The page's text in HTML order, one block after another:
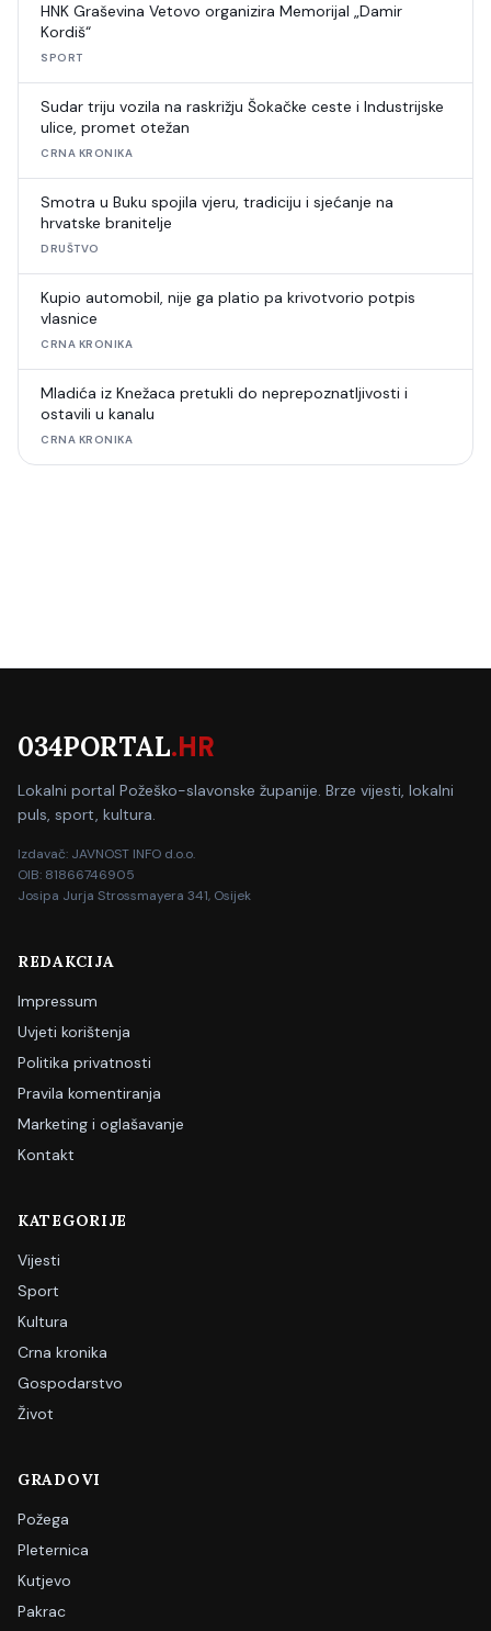
HNK Graševina Vetovo organizira Memorijal „Damir
Kordiš“
SPORT
Sudar triju vozila na raskrižju Šokačke ceste i Industrijske
ulice, promet otežan
CRNA KRONIKA
Smotra u Buku spojila vjeru, tradiciju i sjećanje na
hrvatske branitelje
DRUŠTVO
Kupio automobil, nije ga platio pa krivotvorio potpis
vlasnice
CRNA KRONIKA
Mladića iz Knežaca pretukli do neprepoznatljivosti i
ostavili u kanalu
CRNA KRONIKA
034PORTAL.HR
Lokalni portal Požeško-slavonske županije. Brze vijesti, lokalni
puls, sport, kultura.
Izdavač: JAVNOST INFO d.o.o.
OIB: 81866746905
Josipa Jurja Strossmayera 341, Osijek
REDAKCIJA
Impressum
Uvjeti korištenja
Politika privatnosti
Pravila komentiranja
Marketing i oglašavanje
Kontakt
KATEGORIJE
Vijesti
Sport
Kultura
Crna kronika
Gospodarstvo
Život
GRADOVI
Požega
Pleternica
Kutjevo
Pakrac